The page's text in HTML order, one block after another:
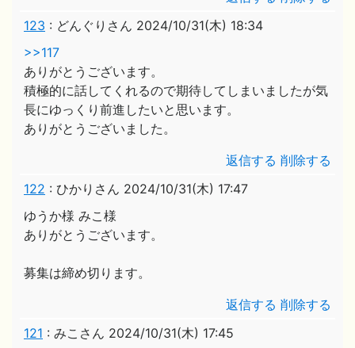
123 : どんぐりさん 2024/10/31(木) 18:34
>>117
ありがとうございます。
積極的に話してくれるので期待してしまいましたが気
長にゆっくり前進したいと思います。
ありがとうございました。
返信する 削除する
122 : ひかりさん 2024/10/31(木) 17:47
ゆうか様 みこ様
ありがとうございます。
募集は締め切ります。
返信する 削除する
121 : みこさん 2024/10/31(木) 17:45